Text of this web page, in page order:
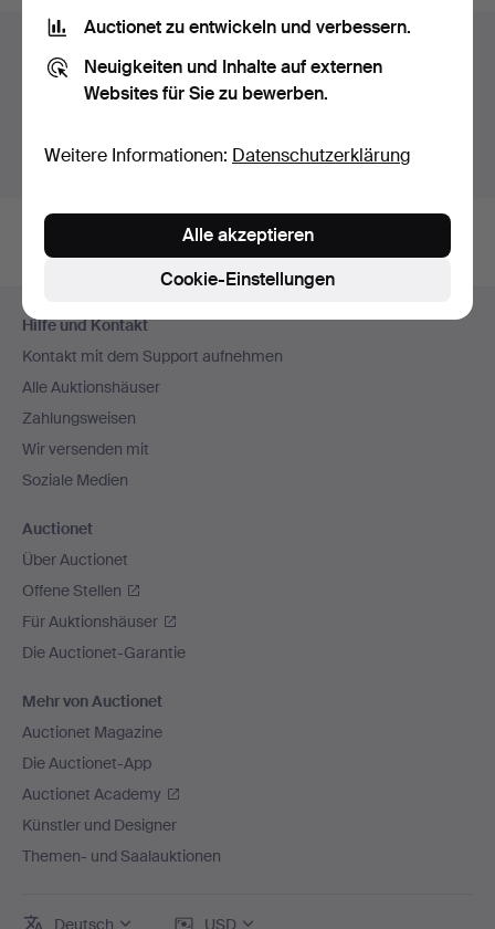
Hier sehen sie nur Auktionen in Schweden. Wir haben
Objekte außerhalb Schweden zeigen
Fußzeilen-
Navigation
Hilfe und Kontakt
Kontakt mit dem Support aufnehmen
Alle Auktionshäuser
Zahlungsweisen
Wir versenden mit
Soziale Medien
Auctionet
Über Auctionet
Offene Stellen
Für Auktionshäuser
Die Auctionet-Garantie
Mehr von Auctionet
Auctionet Magazine
Die Auctionet-App
Auctionet Academy
Künstler und Designer
Themen- und Saalauktionen
Deutsch USD
Auctionet zu entwickeln und verbessern.
Neuigkeiten und Inhalte auf externen
Websites für Sie zu bewerben.
Weitere Informationen: Datenschutzerklärung
Cookie-Einstellungen
Alle akzeptieren